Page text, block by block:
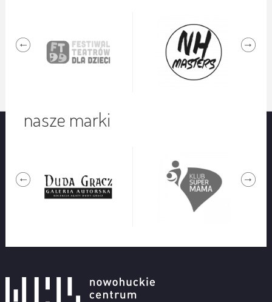
nasze marki